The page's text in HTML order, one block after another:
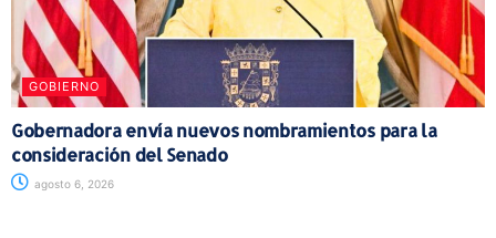
GOBIERNO
Gobernadora envía nuevos nombramientos para la
consideración del Senado
agosto 6, 2026